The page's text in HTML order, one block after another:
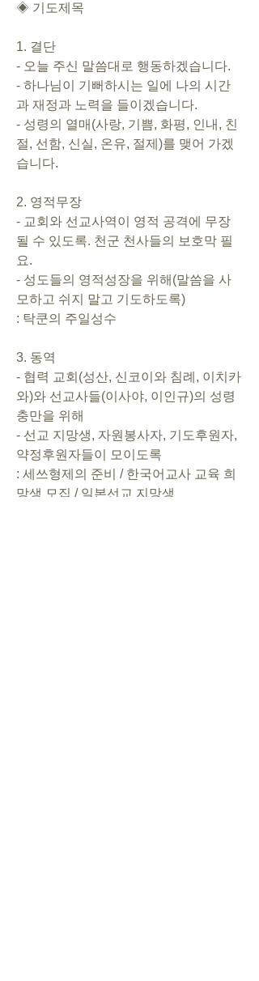
◈ 기도제목
1. 결단
- 오늘 주신 말씀대로 행동하겠습니다.
- 하나님이 기뻐하시는 일에 나의 시간
과 재정과 노력을 들이겠습니다.
- 성령의 열매(사랑, 기쁨, 화평, 인내, 친
절, 선함, 신실, 온유, 절제)를 맺어 가겠
습니다.
2. 영적무장
- 교회와 선교사역이 영적 공격에 무장
될 수 있도록. 천군 천사들의 보호막 필
요.
- 성도들의 영적성장을 위해(말씀을 사
모하고 쉬지 말고 기도하도록)
: 탁쿤의 주일성수
3. 동역
- 협력 교회(성산, 신코이와 침례, 이치카
와)와 선교사들(이사야, 이인규)의 성령
충만을 위해
- 선교 지망생, 자원봉사자, 기도후원자,
약정후원자들이 모이도록
: 세쓰형제의 준비 / 한국어교사 교육 희
망생 모집 / 일본선교 지망생